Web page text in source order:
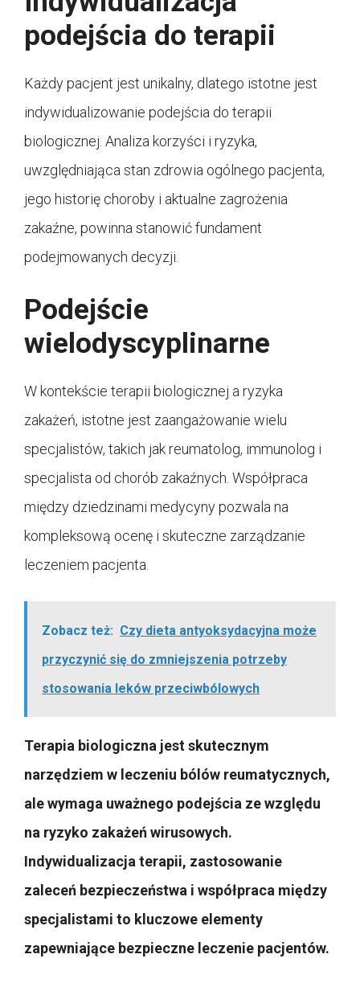
podejścia do terapii
Każdy pacjent jest unikalny, dlatego istotne jest
indywidualizowanie podejścia do terapii
biologicznej. Analiza korzyści i ryzyka,
uwzględniająca stan zdrowia ogólnego pacjenta,
jego historię choroby i aktualne zagrożenia
zakaźne, powinna stanowić fundament
podejmowanych decyzji.
Podejście
wielodyscyplinarne
W kontekście terapii biologicznej a ryzyka
zakażeń, istotne jest zaangażowanie wielu
specjalistów, takich jak reumatolog, immunolog i
specjalista od chorób zakaźnych. Współpraca
między dziedzinami medycyny pozwala na
kompleksową ocenę i skuteczne zarządzanie
leczeniem pacjenta.
Zobacz też: Czy dieta antyoksydacyjna może
przyczynić się do zmniejszenia potrzeby
stosowania leków przeciwbólowych
Terapia biologiczna jest skutecznym
narzędziem w leczeniu bólów reumatycznych,
ale wymaga uważnego podejścia ze względu
na ryzyko zakażeń wirusowych.
Indywidualizacja terapii, zastosowanie
zaleceń bezpieczeństwa i współpraca między
specjalistami to kluczowe elementy
zapewniające bezpieczne leczenie pacjentów.